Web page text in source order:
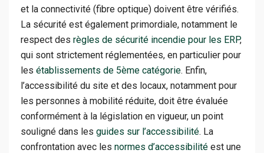
et la connectivité (fibre optique) doivent être vérifiés.
La sécurité est également primordiale, notamment le
respect des règles de sécurité incendie pour les ERP,
qui sont strictement réglementées, en particulier pour
les établissements de 5ème catégorie. Enfin,
l’accessibilité du site et des locaux, notamment pour
les personnes à mobilité réduite, doit être évaluée
conformément à la législation en vigueur, un point
souligné dans les guides sur l’accessibilité. La
confrontation avec les normes d’accessibilité est une